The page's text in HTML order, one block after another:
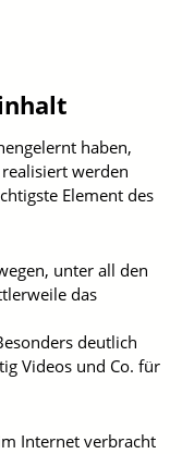
haben,
werden
Element des
unter all den
das
deutlich
Videos und Co. für
Internet verbracht